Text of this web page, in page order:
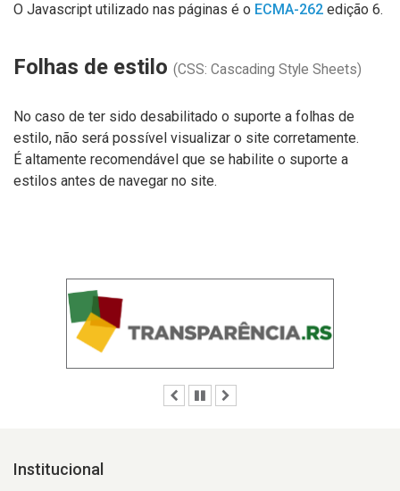
O Javascript utilizado nas páginas é o ECMA-262 edição 6.
Folhas de estilo (CSS: Cascading Style Sheets)
No caso de ter sido desabilitado o suporte a folhas de
estilo, não será possível visualizar o site corretamente.
É altamente recomendável que se habilite o suporte a
estilos antes de navegar no site.
AnteriorPausar
Institucional